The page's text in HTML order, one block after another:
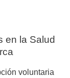
en la Salud
voluntaria